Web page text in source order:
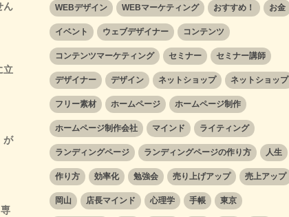
ん
立
が
WEBデザイン WEBマーケティング おすすめ！ お金
イベント ウェブデザイナー コンテンツ
コンテンツマーケティング セミナー セミナー講師
デザイナー デザイン ネットショップ ネットショップ
フリー素材 ホームページ ホームページ制作
ホームページ制作会社 マインド ライティング
ランディングページ ランディングページの作り方 人生
作り方 効率化 勉強会 売り上げアップ 売上アップ
岡山 店長マインド 心理学 手帳 東京